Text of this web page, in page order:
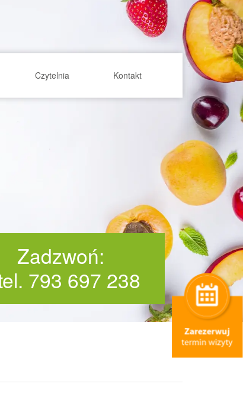
Czytelnia Kontakt
Zadzwoń:
793 697 238